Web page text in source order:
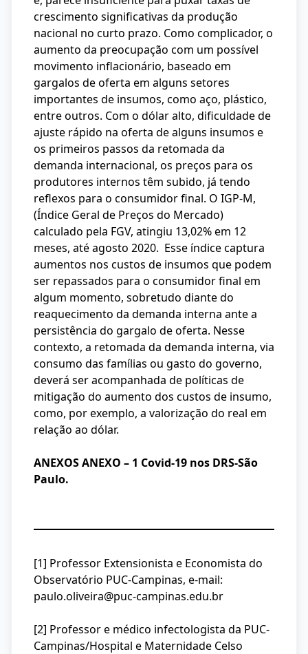
crescimento significativas da produção
nacional no curto prazo. Como complicador, o
aumento da preocupação com um possível
movimento inflacionário, baseado em
gargalos de oferta em alguns setores
importantes de insumos, como aço, plástico,
entre outros. Com o dólar alto, dificuldade de
ajuste rápido na oferta de alguns insumos e
os primeiros passos da retomada da
demanda internacional, os preços para os
produtores internos têm subido, já tendo
reflexos para o consumidor final. O IGP-M,
(Índice Geral de Preços do Mercado)
calculado pela FGV, atingiu 13,02% em 12
meses, até agosto 2020. Esse índice captura
aumentos nos custos de insumos que podem
ser repassados para o consumidor final em
algum momento, sobretudo diante do
reaquecimento da demanda interna ante a
persistência do gargalo de oferta. Nesse
contexto, a retomada da demanda interna, via
consumo das famílias ou gasto do governo,
deverá ser acompanhada de políticas de
mitigação do aumento dos custos de insumo,
como, por exemplo, a valorização do real em
relação ao dólar.
ANEXOS ANEXO – 1 Covid-19 nos DRS-São
Paulo.
[1] Professor Extensionista e Economista do
Observatório PUC-Campinas, e-mail:
paulo.oliveira@puc-campinas.edu.br
[2] Professor e médico infectologista da PUC-
Campinas/Hospital e Maternidade Celso